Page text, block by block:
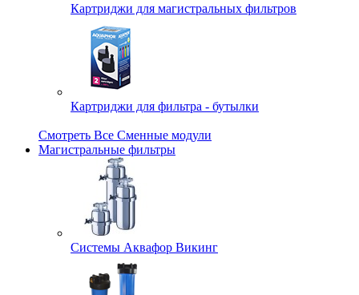
Картриджи для магистральных фильтров
Картриджи для фильтра - бутылки
Смотреть Все Сменные модули
Магистральные фильтры
Системы Аквафор Викинг